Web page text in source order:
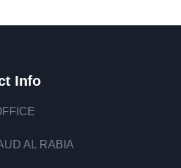
Info
AL RABIA